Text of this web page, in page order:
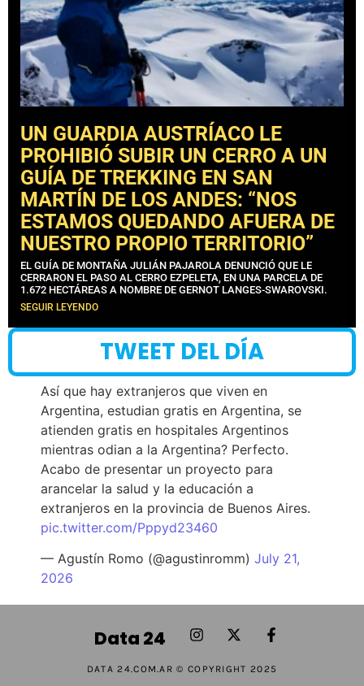
UN GUARDIA AUSTRÍACO LE
PROHIBIÓ SUBIR UN CERRO A UN
GUÍA DE TREKKING EN SAN
MARTÍN DE LOS ANDES: “NOS
ESTAMOS QUEDANDO AFUERA DE
NUESTRO PROPIO TERRITORIO”
EL GUÍA DE MONTAÑA JULIÁN PAJAROLA DENUNCIÓ QUE LE
CERRARON EL PASO AL CERRO EZPELETA, EN UNA PARCELA DE
1.672 HECTÁREAS A NOMBRE DE GERNOT LANGES-SWAROVSKI.
SEGUIR LEYENDO
TWEET DEL DÍA
Así que hay extranjeros que viven en
Argentina, estudian gratis en Argentina, se
atienden gratis en hospitales Argentinos
mientras odian a la Argentina? Perfecto.
Acabo de presentar un proyecto para
arancelar la salud y la educación a
extranjeros en la provincia de Buenos Aires.
pic.twitter.com/Pppyd23460
— Agustín Romo (@agustinromm) July 21,
2026
Data 24
DATA 24.COM.AR © COPYRIGHT 2025